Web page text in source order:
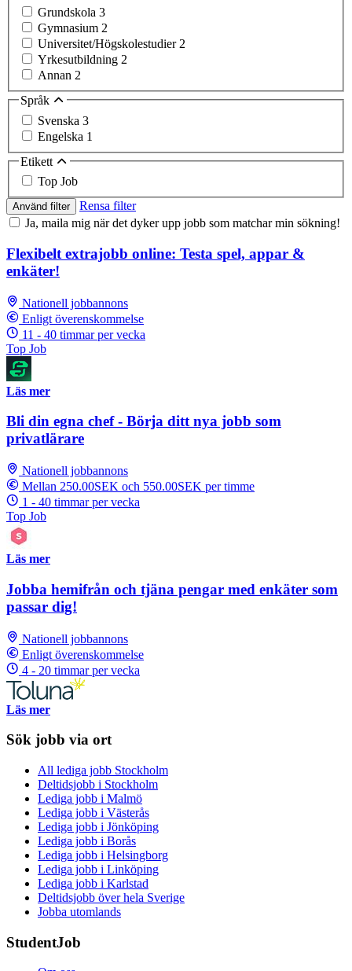
Grundskola 3
Gymnasium 2
Universitet/Högskolestudier 2
Yrkesutbildning 2
Annan 2
Språk
Svenska 3
Engelska 1
Etikett
Top Job
Använd filter
Rensa filter
Ja, maila mig när det dyker upp jobb som matchar min sökning!
Flexibelt extrajobb online: Testa spel, appar &
enkäter!
Nationell jobbannons
Enligt överenskommelse
11 - 40 timmar per vecka
Top Job
Läs mer
Bli din egna chef - Börja ditt nya jobb som
privatlärare
Nationell jobbannons
Mellan 250.00SEK och 550.00SEK per timme
1 - 40 timmar per vecka
Top Job
Läs mer
Jobba hemifrån och tjäna pengar med enkäter som
passar dig!
Nationell jobbannons
Enligt överenskommelse
4 - 20 timmar per vecka
Läs mer
Sök jobb via ort
All lediga jobb Stockholm
Deltidsjobb i Stockholm
Lediga jobb i Malmö
Lediga jobb i Västerås
Lediga jobb i Jönköping
Lediga jobb i Borås
Lediga jobb i Helsingborg
Lediga jobb i Linköping
Lediga jobb i Karlstad
Deltidsjobb över hela Sverige
Jobba utomlands
StudentJob